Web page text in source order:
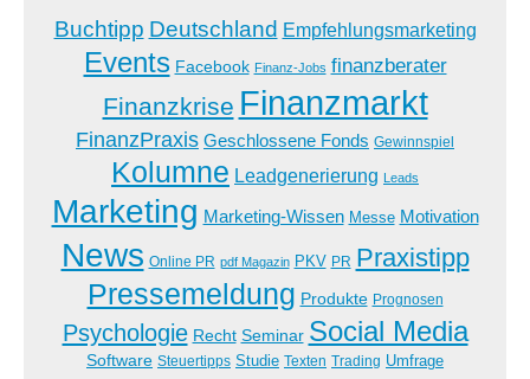
Buchtipp Deutschland Empfehlungsmarketing
Events Facebook Finanz-Jobs finanzberater
Finanzkrise Finanzmarkt
FinanzPraxis Geschlossene Fonds Gewinnspiel
Kolumne Leadgenerierung Leads
Marketing Marketing-Wissen Messe Motivation
News Online PR pdf Magazin PKV PR Praxistipp
Pressemeldung Produkte Prognosen
Psychologie Recht Seminar Social Media
Software Steuertipps Studie Texten Trading Umfrage